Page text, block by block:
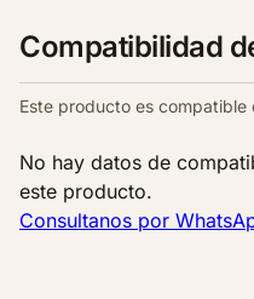
a
Compatibilidad
Este producto es compatible
No hay datos de
este producto.
Consultanos por